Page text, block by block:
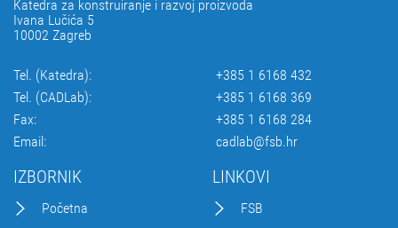
Katedra za konstruiranje i razvoj proizvoda
Ivana Lučića 5
10002 Zagreb
Tel. (Katedra):
+385 1 6168 432
Tel. (CADLab):
+385 1 6168 369
Fax:
+385 1 6168 284
Email:
cadlab@fsb.hr
IZBORNIK
Početna
LINKOVI
FSB